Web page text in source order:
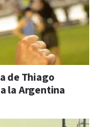
de Thiago
la Argentina